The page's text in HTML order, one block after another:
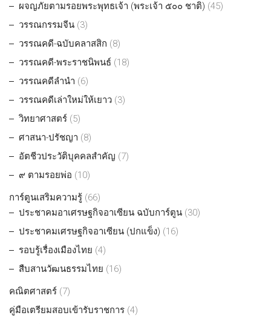
ผจญภัยตามรอยพระพุทธเจ้า (พระเจ้า ๕๐๐ ชาติ) (45)
วรรณกรรมจีน (3)
วรรณคดี-ฉบับคลาสสิก (8)
วรรณคดี-พระราชนิพนธ์ (18)
วรรณคดีลำนำ (6)
วรรณคดีเล่าใหม่ให้เยาว (3)
วิทยาศาสตร์ (5)
ศาสนา-ปรัชญา (8)
อัตชีวประวัติบุคคลสำคัญ (7)
๙ ตามรอยพ่อ (10)
การ์ตูนเสริมความรู้ (66)
ประชาคมอาเศรษฐกิจอาเซียน ฉบับการ์ตูน (30)
ประชาคมเศรษฐกิจอาเซียน (ปกแข็ง) (16)
รอบรู้เรื่องเมืองไทย (4)
สืบสานวัฒนธรรมไทย (16)
คณิตศาสตร์ (7)
คู่มือเตรียมสอบเข้ารับราชการ (4)